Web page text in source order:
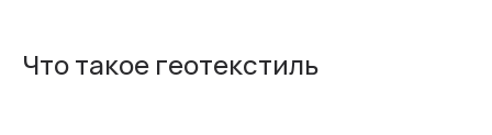
Что такое геотекстиль